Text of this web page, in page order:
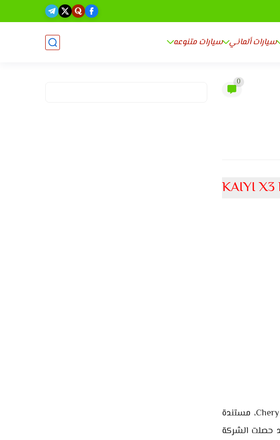
سيارات ألماني سيارات متنوعه
0
KAIYI X3
تأسست شركة Kaiyi Automobile في مارس 2014 كإحدى العلامات التابعة لمجموعة Chery Group، مستندة
حصلت الشركة